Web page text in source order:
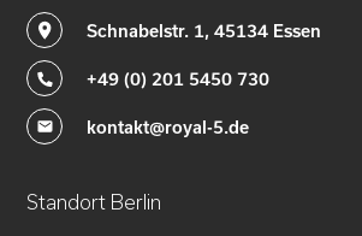
Schnabelstr. 1, 45134 Essen
+49 (0) 201 5450 730
kontakt@royal-5.de
Standort Berlin